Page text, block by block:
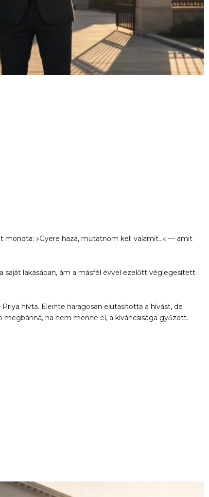
mondta: »Gyere haza, mutatnom kell valamit…« — amit
saját lakásában, ám a másfél évvel ezelőtt véglegesített
hívta. Eleinte haragosan elutasította a hívást, de
ha nem menne el, a kíváncsisága győzött.